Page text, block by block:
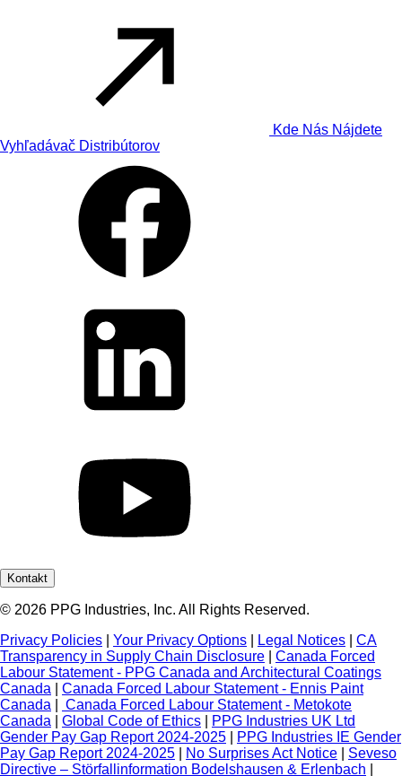
Kde Nás Nájdete
Vyhľadávač Distribútorov
Kontakt
© 2026 PPG Industries, Inc. All Rights Reserved.
Privacy Policies
Your Privacy Options Legal Notices
CA
Transparency in Supply Chain Disclosure
Canada Forced
Labour Statement - PPG Canada and Architectural Coatings
Canada
Canada Forced Labour Statement - Ennis Paint
Canada
Canada Forced Labour Statement - Metokote
Canada
Global Code of Ethics
PPG Industries UK Ltd
Gender Pay Gap Report 2024-2025
PPG Industries IE Gender
Pay Gap Report 2024-2025
No Surprises Act Notice
Seveso
Directive – Störfallinformation Bodelshausen & Erlenbach